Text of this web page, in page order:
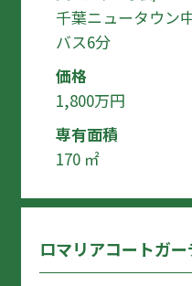
千葉ニュータウン
バス6分
価格
1,800万円
専有面積
170 ㎡
ロマリアコートガ